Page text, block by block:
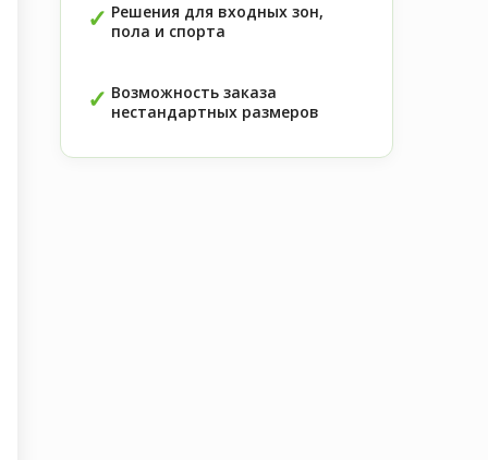
Решения для входных зон,
пола и спорта
Возможность заказа
нестандартных размеров